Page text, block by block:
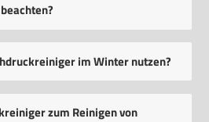
im Winter nutzen?
zum Reinigen von